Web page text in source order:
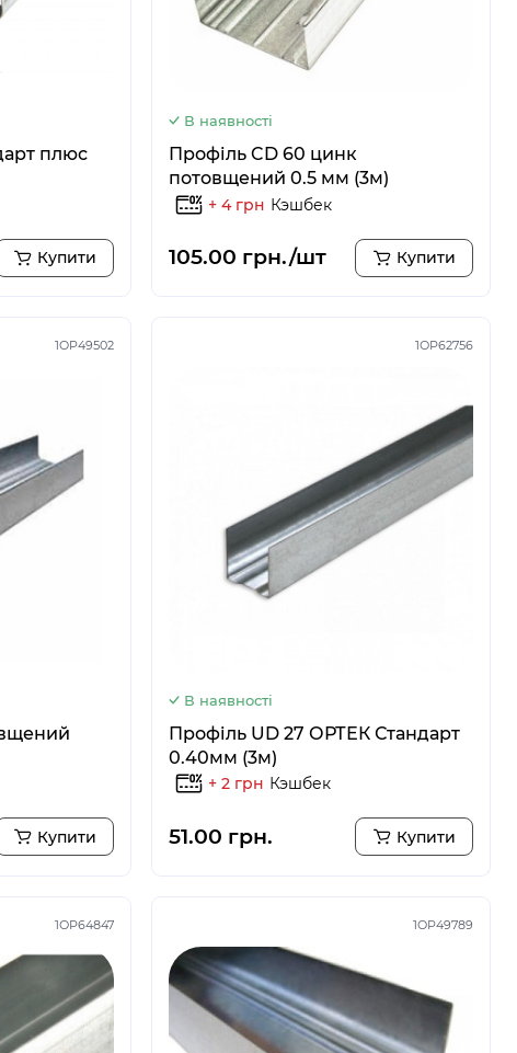
плюс
Купити
В наявності
Профіль CD 60 цинк
потовщений 0.5 мм (3м)
+ 4 грн Кэшбек
105.00 грн./шт Купити
1OP49502
Купити
1ОР62756
В наявності
Профіль UD 27 ОРТЕК Стандарт
0.40мм (3м)
+ 2 грн Кэшбек
51.00 грн. Купити
1ОР64847 1ОР49789